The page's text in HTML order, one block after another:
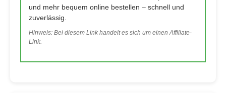
und mehr bequem online bestellen – schnell und
zuverlässig.
Hinweis: Bei diesem Link handelt es sich um einen Affiliate-
Link.